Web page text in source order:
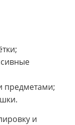
предметами;
и